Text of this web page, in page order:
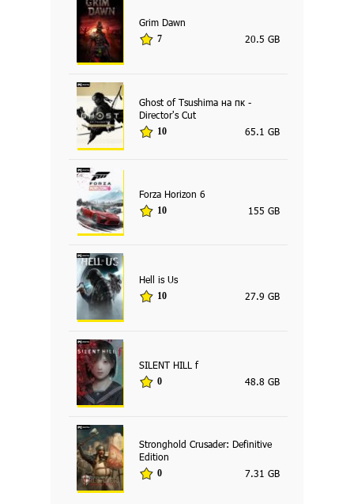
Grim Dawn
7 20.5 GB
Ghost of Tsushima на пк -
Director's Cut
10 65.1 GB
Forza Horizon 6
10 155 GB
Hell is Us
10 27.9 GB
SILENT HILL f
0 48.8 GB
Stronghold Crusader: Definitive
Edition
0 7.31 GB